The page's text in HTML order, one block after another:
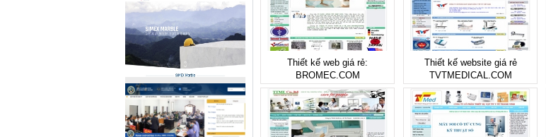
Thiết kế web giá rẻ:
BROMEC.COM
Thiết kế website giá rẻ
TVTMEDICAL.COM